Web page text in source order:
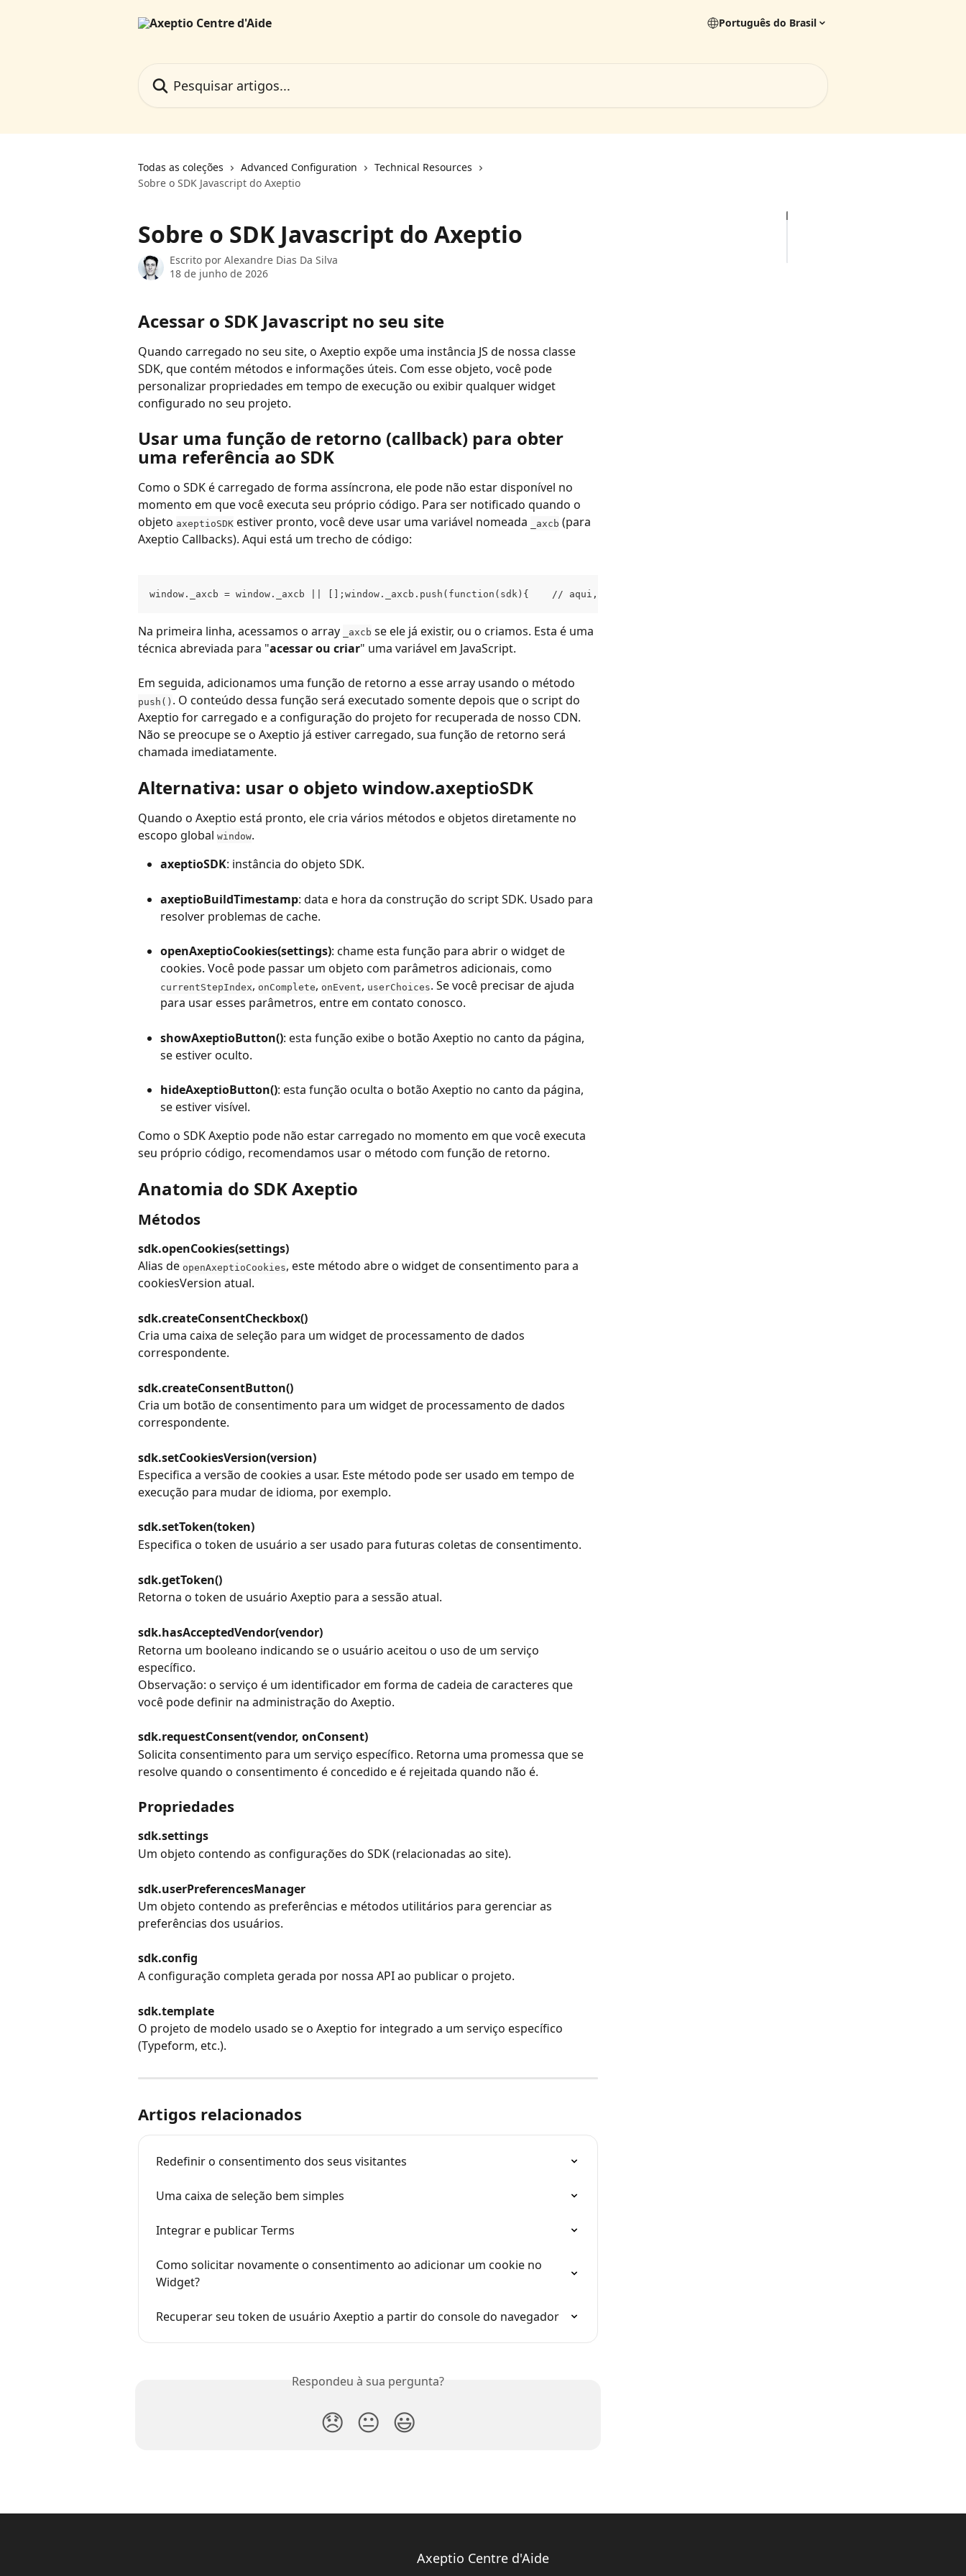
Português do Brasil
Todas as coleções Advanced Configuration
Technical Resources
Sobre o SDK Javascript do Axeptio
Sobre o SDK Javascript do Axeptio
Escrito por Alexandre Dias Da Silva
18 de junho de 2026
Acessar o SDK Javascript no seu site
Quando carregado no seu site, o Axeptio expõe uma instância JS de nossa classe
SDK, que contém métodos e informações úteis. Com esse objeto, você pode
personalizar propriedades em tempo de execução ou exibir qualquer widget
configurado no seu projeto.
Usar uma função de retorno (callback) para obter
uma referência ao SDK
Como o SDK é carregado de forma assíncrona, ele pode não estar disponível no
momento em que você executa seu próprio código. Para ser notificado quando o
objeto axeptioSDK estiver pronto, você deve usar uma variável nomeada _axcb (para
Axeptio Callbacks). Aqui está um trecho de código:
window._axcb = window._axcb || [];window._axcb.push(function(sdk){    // aqui, você poderá acessar aos métodos e propriedades    // da
Na primeira linha, acessamos o array _axcb se ele já existir, ou o criamos. Esta é uma
técnica abreviada para "acessar ou criar" uma variável em JavaScript.
Em seguida, adicionamos uma função de retorno a esse array usando o método
push() . O conteúdo dessa função será executado somente depois que o script do
Axeptio for carregado e a configuração do projeto for recuperada de nosso CDN.
Não se preocupe se o Axeptio já estiver carregado, sua função de retorno será
chamada imediatamente.
Alternativa: usar o objeto window.axeptioSDK
Quando o Axeptio está pronto, ele cria vários métodos e objetos diretamente no
escopo global window.
axeptioSDK: instância do objeto SDK.
axeptioBuildTimestamp: data e hora da construção do script SDK. Usado para
resolver problemas de cache.
openAxeptioCookies(settings): chame esta função para abrir o widget de
cookies. Você pode passar um objeto com parâmetros adicionais, como
currentStepIndex, onComplete, onEvent, userChoices. Se você precisar de ajuda
para usar esses parâmetros, entre em contato conosco.
showAxeptioButton(): esta função exibe o botão Axeptio no canto da página,
se estiver oculto.
hideAxeptioButton(): esta função oculta o botão Axeptio no canto da página,
se estiver visível.
Como o SDK Axeptio pode não estar carregado no momento em que você executa
seu próprio código, recomendamos usar o método com função de retorno.
Anatomia do SDK Axeptio
Métodos
sdk.openCookies(settings)
Alias de openAxeptioCookies, este método abre o widget de consentimento para a
cookiesVersion atual.
sdk.createConsentCheckbox()
Cria uma caixa de seleção para um widget de processamento de dados
correspondente.
sdk.createConsentButton()
Cria um botão de consentimento para um widget de processamento de dados
correspondente.
sdk.setCookiesVersion(version)
Especifica a versão de cookies a usar. Este método pode ser usado em tempo de
execução para mudar de idioma, por exemplo.
sdk.setToken(token)
Especifica o token de usuário a ser usado para futuras coletas de consentimento.
sdk.getToken()
Retorna o token de usuário Axeptio para a sessão atual.
sdk.hasAcceptedVendor(vendor)
Retorna um booleano indicando se o usuário aceitou o uso de um serviço
específico.
Observação: o serviço é um identificador em forma de cadeia de caracteres que
você pode definir na administração do Axeptio.
sdk.requestConsent(vendor, onConsent)
Solicita consentimento para um serviço específico. Retorna uma promessa que se
resolve quando o consentimento é concedido e é rejeitada quando não é.
Propriedades
sdk.settings
Um objeto contendo as configurações do SDK (relacionadas ao site).
sdk.userPreferencesManager
Um objeto contendo as preferências e métodos utilitários para gerenciar as
preferências dos usuários.
sdk.config
A configuração completa gerada por nossa API ao publicar o projeto.
sdk.template
O projeto de modelo usado se o Axeptio for integrado a um serviço específico
(Typeform, etc.).
Artigos relacionados
Redefinir o consentimento dos seus visitantes
Uma caixa de seleção bem simples
Integrar e publicar Terms
Como solicitar novamente o consentimento ao adicionar um cookie no
Widget?
Recuperar seu token de usuário Axeptio a partir do console do navegador
Respondeu à sua pergunta?
😞 😐 😃
Axeptio Centre d'Aide